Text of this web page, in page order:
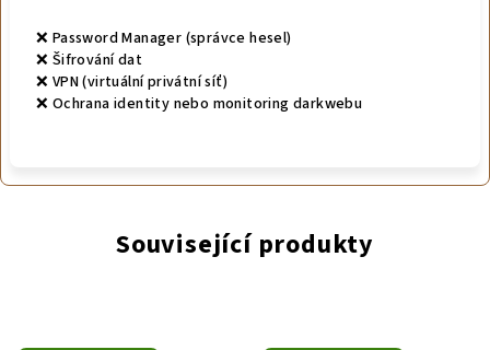
❌ Password Manager (správce hesel)
❌ Šifrování dat
❌ VPN (virtuální privátní síť)
❌ Ochrana identity nebo monitoring darkwebu
Související produkty